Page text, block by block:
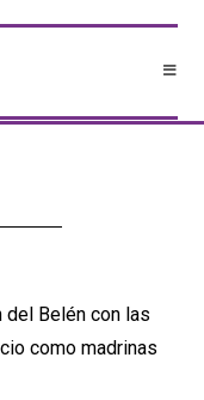
del Belén con las
como madrinas